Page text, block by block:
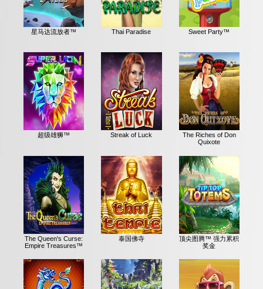
星马达流放者™ Thai Paradise Sweet Party™
超级雄狮™ Streak of Luck
The Riches of Don
Quixote
The Queen's Curse:
Empire Treasures™
泰国佛寺
顶尖图腾™ 强力累积
奖金